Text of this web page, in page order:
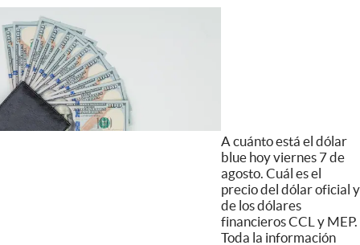
A cuánto está el dólar
blue hoy viernes 7 de
agosto. Cuál es el
precio del dólar oficial y
de los dólares
financieros CCL y MEP.
Toda la información